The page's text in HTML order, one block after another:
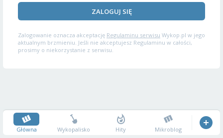
ZALOGUJ SIĘ
Zalogowanie oznacza akceptację Regulaminu serwisu Wykop.pl w jego
aktualnym brzmieniu. Jeśli nie akceptujesz Regulaminu w całości,
prosimy o niekorzystanie z serwisu.
Główna Wykopalisko Hity Mikroblog